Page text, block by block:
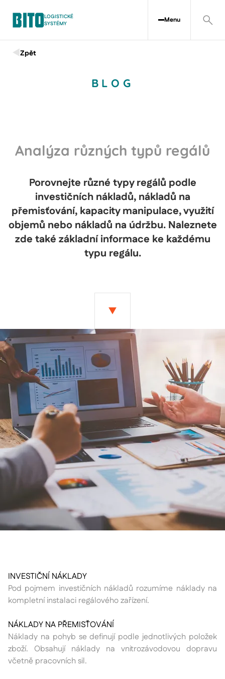
LOGISTICKÉ
SYSTÉMY
Menu
Zpět
BLOG
Analýza různých typů regálů
Porovnejte různé typy regálů podle
investičních nákladů, nákladů na
přemisťování, kapacity manipulace, využití
objemů nebo nákladů na údržbu. Naleznete
zde také základní informace ke každému
typu regálu.
INVESTIČNÍ NÁKLADY
Pod pojmem investičních nákladů rozumíme náklady na
kompletní instalaci regálového zařízení.
NÁKLADY NA PŘEMISŤOVÁNÍ
Náklady na pohyb se definují podle jednotlivých položek
zboží. Obsahují náklady na vnitrozávodovou dopravu
včetně pracovních sil.